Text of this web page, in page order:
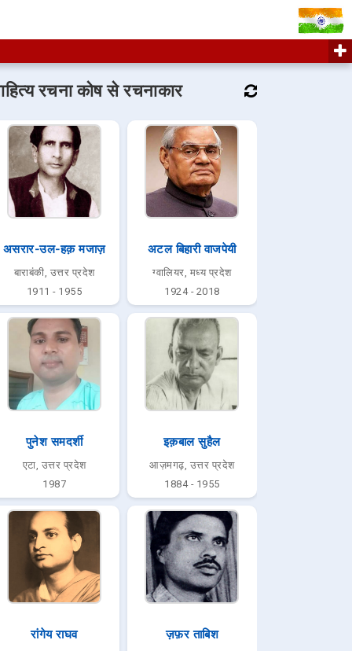
रचना कोष से रचनाकार
असरार-उल-हक़ मजाज़
बाराबंकी, उत्तर प्रदेश
1911 - 1955
अटल बिहारी वाजपेयी
ग्वालियर, मध्य प्रदेश
1924 - 2018
पुनेश समदर्शी
एटा, उत्तर प्रदेश
1987
इक़बाल सुहैल
आज़मगढ़, उत्तर प्रदेश
1884 - 1955
रांगेय राघव ज़फ़र ताबिश